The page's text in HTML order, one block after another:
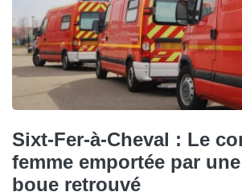
Sixt-Fer-à-Cheval : Le
femme emportée par
boue retrouvé